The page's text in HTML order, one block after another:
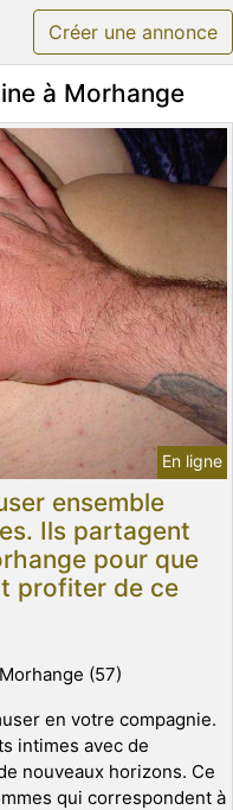
Créer une annonce
à Morhange
En ligne
ensemble
Ils partagent
pour que
profiter de ce
Morhange (57)
en votre compagnie.
intimes avec de
nouveaux horizons. Ce
qui correspondent à